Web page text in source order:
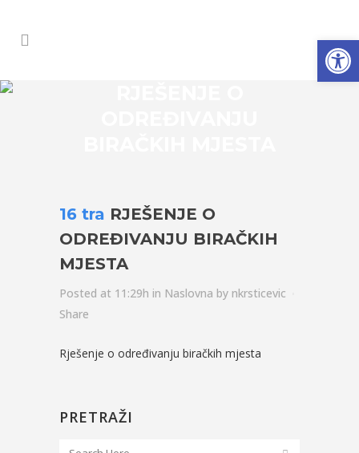
16 tra RJEŠENJE O
ODREĐIVANJU BIRAČKIH
MJESTA
Posted at 11:29h in Naslovna by nkrsticevic
Share
Rješenje o određivanju biračkih mjesta
PRETRAŽI